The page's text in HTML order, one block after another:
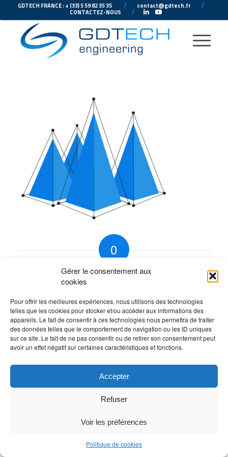
Gérer le consentement aux
cookies
Pour offrir les meilleures expériences, nous utilisons des technologies
telles que les cookies pour stocker et/ou accéder aux informations des
appareils. Le fait de consentir à ces technologies nous permettra de traiter
des données telles que le comportement de navigation ou les ID uniques
sur ce site. Le fait de ne pas consentir ou de retirer son consentement peut
avoir un effet négatif sur certaines caractéristiques et fonctions.
Accepter
Refuser
Voir les préférences
Politique de cookies
GDTECH FRANCE : + (33) 5 59 82 35 35 //--- contact@gdtech.fr //--
CONTACTEZ-NOUS ---// ---
0
RÉPONSES
Laisser un commentaire
Rejoindre la discussion?
N’hésitez pas à contribuer !
Vous devezvous connecterpour publier un
commentaire.